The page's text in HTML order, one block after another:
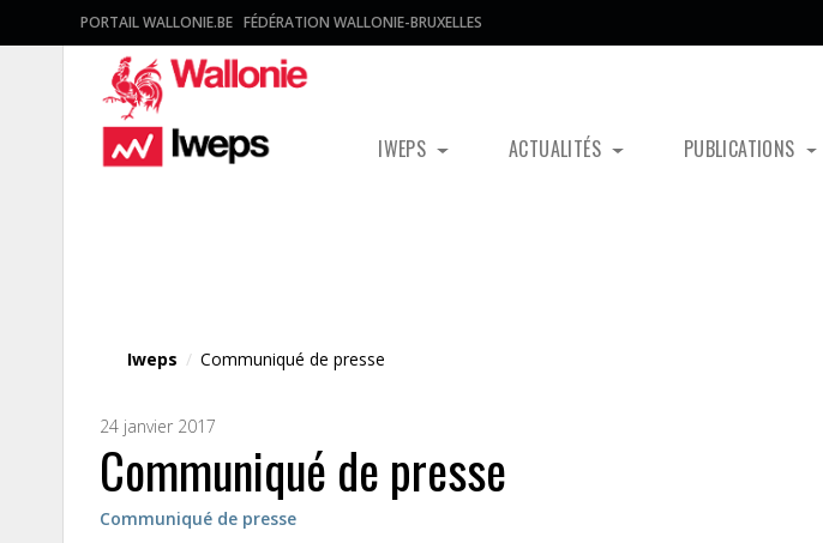
PORTAIL WALLONIE.BE FÉDÉRATION WALLONIE-BRUXELLES
IWEPS ACTUALITÉS PUBLICATIONS
Iweps / Communiqué de presse
24 janvier 2017
Communiqué de presse
Communiqué de presse